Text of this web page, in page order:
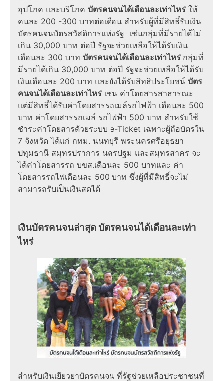
อุปโภค และบริโภค บัตรคนจนได้เดือนละเท่าไหร่ ให้
คนละ 200 -300 บาทต่อเดือน สำหรับผู้ที่มีสิทธิ์รับเงิน
บัตรคนจนบัตรสวัสดิการแห่งรัฐ เช่นกลุ่มที่มีรายได้ไม่
เกิน 30,000 บาท ต่อปี รัฐจะช่วยเหลือให้ได้รับเงิน
เดือนละ 300 บาท บัตรคนจนได้เดือนละเท่าไหร่ กลุ่มที่
มีรายได้เกิน 30,000 บาท ต่อปี รัฐจะช่วยเหลือให้ได้รับ
เงินเดือนละ 200 บาท และยังได้รับสิทธิประโยชน์ บัตร
คนจนได้เดือนละเท่าไหร่ เช่น ค่าโดยสารสาธารณะ
แต่มีสิทธิ์ได้รับค่าโดยสารรถเมล์รถไฟฟ้า เดือนละ 500
บาท ค่าโดยสารรถเมล์ รถไฟฟ้า 500 บาท สำหรับใช้
ชำระค่าโดยสารด้วยระบบ e-Ticket เฉพาะผู้ถือบัตรใน
7 จังหวัด ได้แก่ กทม. นนทบุรี พระนครศรีอยุธยา
ปทุมธานี สมุทรปราการ นครปฐม และสมุทรสาคร จะ
ได้ค่าโดยสารรถ บขส.เดือนละ 500 บาทและ ค่า
โดยสารรถไฟเดือนละ 500 บาท ซึ่งผู้ที่มีสิทธิ์จะไม่
สามารถรับเป็นเงินสดได้
เงินบัตรคนจนล่าสุดบัตรคนจนได้เดือนละเท่า
ไหร่
สำหรับเงินเยียวยาบัตรคนจน ที่รัฐช่วยเหลือประชาชนที่